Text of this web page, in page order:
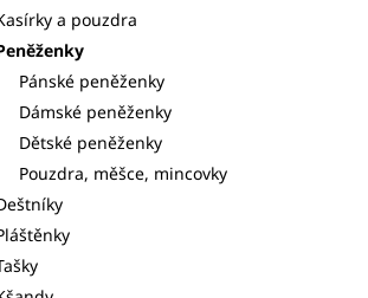
a pouzdra
Pánské peněženky
Dámské peněženky
Dětské peněženky
Pouzdra, měšce, mincovky